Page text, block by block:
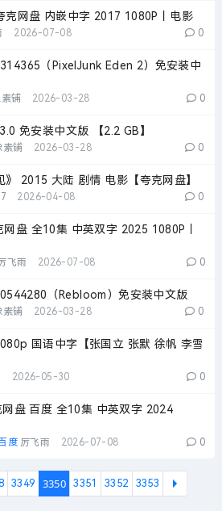
克网盘 内嵌中字 2017 1080P丨电影
2026-07-08 0
（PixelJunk Eden 2）免安装中
铺 2026-03-28 0
免安装中文版 【2.2 GB】
素铺 2026-03-28 0
》 2015 大陆 剧情 电影【夸克网盘】
2026-04-08 0
网盘 全10集 中英双字 2025 1080P丨
飞雨 2026-07-08 0
（Rebloom）免安装中文版
素铺 2026-03-28 0
国语中字【张国立 张默 徐帆 李雪
2026-05-30 0
网盘 百度 全10集 中英双字 2024
度 厉飞雨 2026-07-08 0
3349 3350 3351 3352 3353